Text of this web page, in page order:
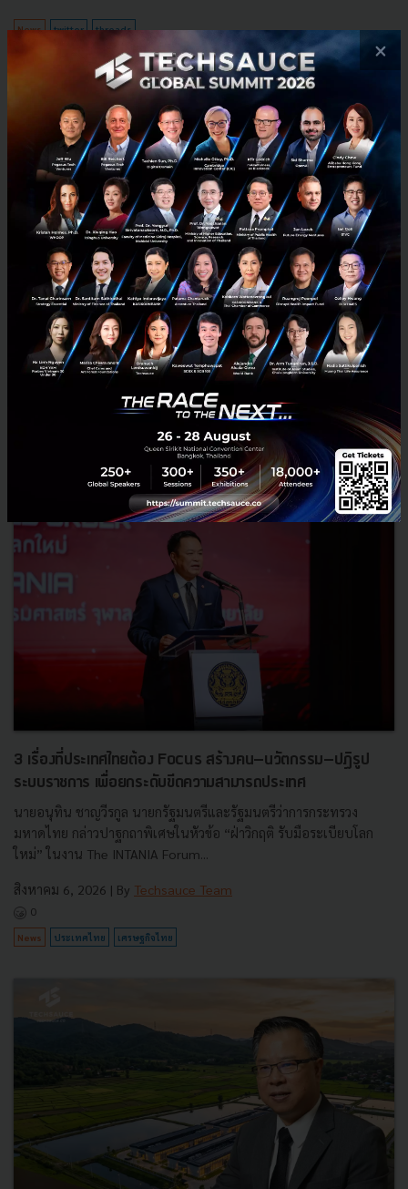
News twitter threads
No comment
RELATED ARTICLE
3 เรื่องที่ประเทศไทยต้อง Focus สร้างคน–นวัตกรรม–ปฏิรูป
ระบบราชการ เพื่อยกระดับขีดความสามารถประเทศ
นายอนุทิน ชาญวีรกูล นายกรัฐมนตรีและรัฐมนตรีว่าการกระทรวง
มหาดไทย กล่าวปาฐกถาพิเศษในหัวข้อ “ฝ่าวิกฤติ รับมือระเบียบโลก
ใหม่” ในงาน The INTANIA Forum...
สิงหาคม 6, 2026 | By Techsauce Team
0
News ประเทศไทย เศรษฐกิจไทย
×